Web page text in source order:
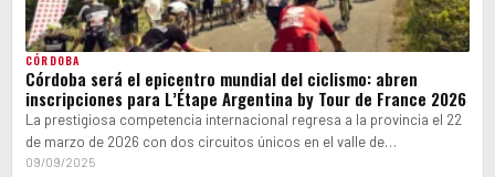
CÓRDOBA
Córdoba será el epicentro mundial del ciclismo: abren
inscripciones para L’Étape Argentina by Tour de France 2026
La prestigiosa competencia internacional regresa a la provincia el 22
de marzo de 2026 con dos circuitos únicos en el valle de…
09/09/2025